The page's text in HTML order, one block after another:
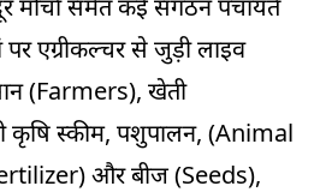
एग्रीकल्चर से जुड़ी लाइव
(Farmers), खेती
कृषि स्कीम, पशुपालन, (Animal
और बीज (Seeds),